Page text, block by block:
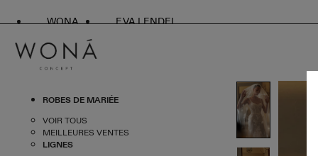
WONA EVA LENDEL
ROBES DE MARIÉE
VOIR TOUS
MEILLEURES VENTES
LIGNES